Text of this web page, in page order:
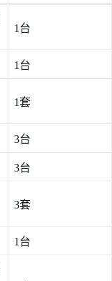
1台
1台
1套
3台
3台
3套
1台